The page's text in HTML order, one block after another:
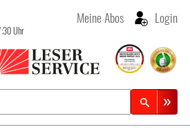
Uhr
Meine Abos Login